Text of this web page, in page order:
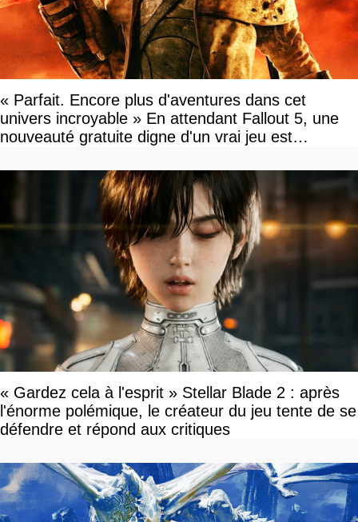
« Parfait. Encore plus d'aventures dans cet
univers incroyable » En attendant Fallout 5, une
nouveauté gratuite digne d'un vrai jeu est
« Gardez cela à l'esprit » Stellar Blade 2 : après
l'énorme polémique, le créateur du jeu tente de se
défendre et répond aux critiques